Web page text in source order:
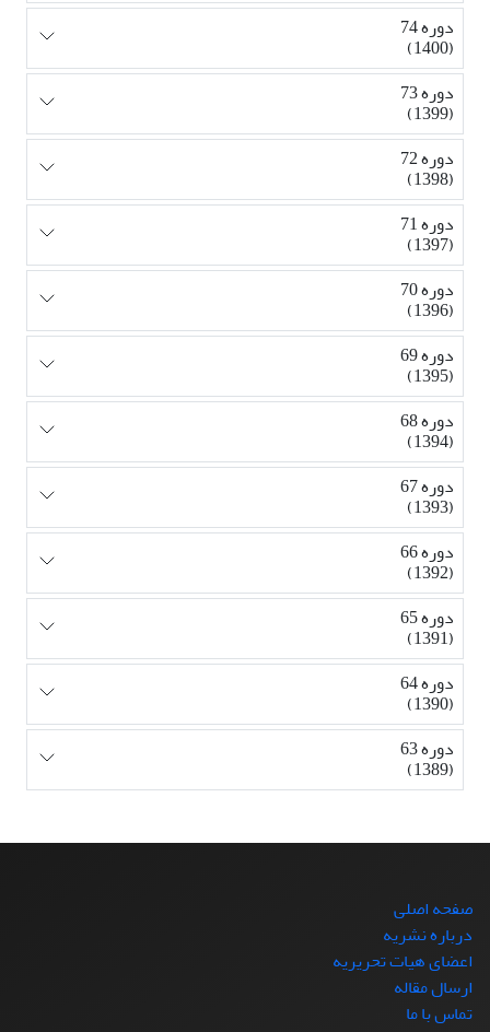
دوره 74
(1400)
دوره 73
(1399)
دوره 72
(1398)
دوره 71
(1397)
دوره 70
(1396)
دوره 69
(1395)
دوره 68
(1394)
دوره 67
(1393)
دوره 66
(1392)
دوره 65
(1391)
دوره 64
(1390)
دوره 63
(1389)
صفحه اصلی
درباره نشریه
اعضای هیات تحریریه
ارسال مقاله
تماس با ما